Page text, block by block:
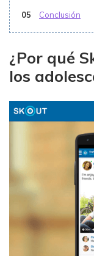
05 Conclusión
¿Por qué
los